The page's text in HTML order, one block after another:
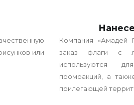
или
Компания «Амадей
заказ флаги с
используются
промоакций, а
прилегающей